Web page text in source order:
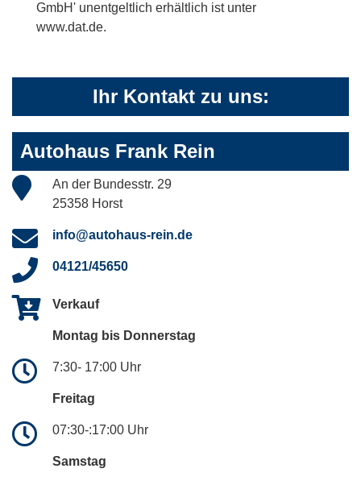
GmbH' unentgeltlich erhältlich ist unter
www.dat.de.
Ihr Kontakt zu uns:
Autohaus Frank Rein
An der Bundesstr. 29
25358 Horst
info@autohaus-rein.de
04121/45650
Verkauf
Montag bis Donnerstag
7:30- 17:00 Uhr
Freitag
07:30-:17:00 Uhr
Samstag